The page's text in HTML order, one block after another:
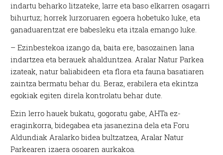
indartu beharko litzateke, larre eta baso elkarren osagarri
bihurtuz; horrek lurzoruaren egoera hobetuko luke, eta
ganaduarentzat ere babesleku eta itzala emango luke.
– Ezinbestekoa izango da, baita ere, basozainen lana
indartzea eta berauek ahalduntzea. Aralar Natur Parkea
izateak, natur baliabideen eta flora eta fauna basatiaren
zaintza bermatu behar du. Beraz, erabilera eta ekintza
egokiak egiten direla kontrolatu behar dute.
Ezin lerro hauek bukatu, gogoratu gabe, AHTa ez-
eraginkorra, bidegabea eta jasanezina dela eta Foru
Aldundiak Aralarko bidea bultzatzea, Aralar Natur
Parkearen izaera osoaren aurkakoa.